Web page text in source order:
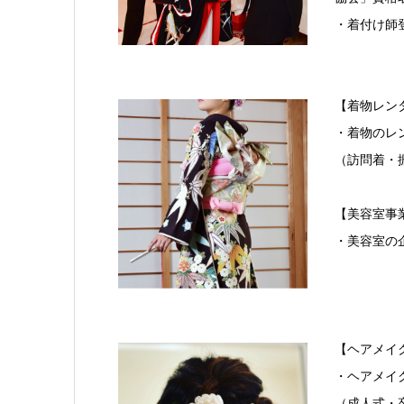
・着付け
【着物レ
・着物のレ
（訪問着
【美容室事
・美容室
【ヘアメ
・ヘアメイ